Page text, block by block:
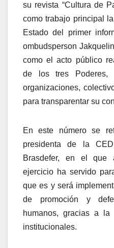
su revista “Cultura de
como trabajo principal
Estado del primer
ombudsperson
como el acto público
de los tres Poderes,
organizaciones,
para transparentar su
En este número se
presidenta de la
Brasdefer, en el
ejercicio ha servido
que es y será
de promoción y
humanos, gracias a
institucionales.